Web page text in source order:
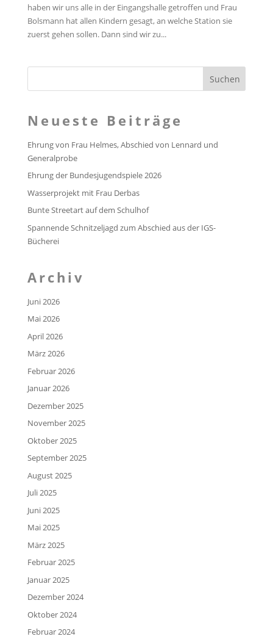
haben wir uns alle in der Eingangshalle getroffen und Frau
Bolsmann hat allen Kindern gesagt, an welche Station sie
zuerst gehen sollen. Dann sind wir zu...
Neueste Beiträge
Ehrung von Frau Helmes, Abschied von Lennard und
Generalprobe
Ehrung der Bundesjugendspiele 2026
Wasserprojekt mit Frau Derbas
Bunte Streetart auf dem Schulhof
Spannende Schnitzeljagd zum Abschied aus der IGS-
Bücherei
Archiv
Juni 2026
Mai 2026
April 2026
März 2026
Februar 2026
Januar 2026
Dezember 2025
November 2025
Oktober 2025
September 2025
August 2025
Juli 2025
Juni 2025
Mai 2025
März 2025
Februar 2025
Januar 2025
Dezember 2024
Oktober 2024
Februar 2024